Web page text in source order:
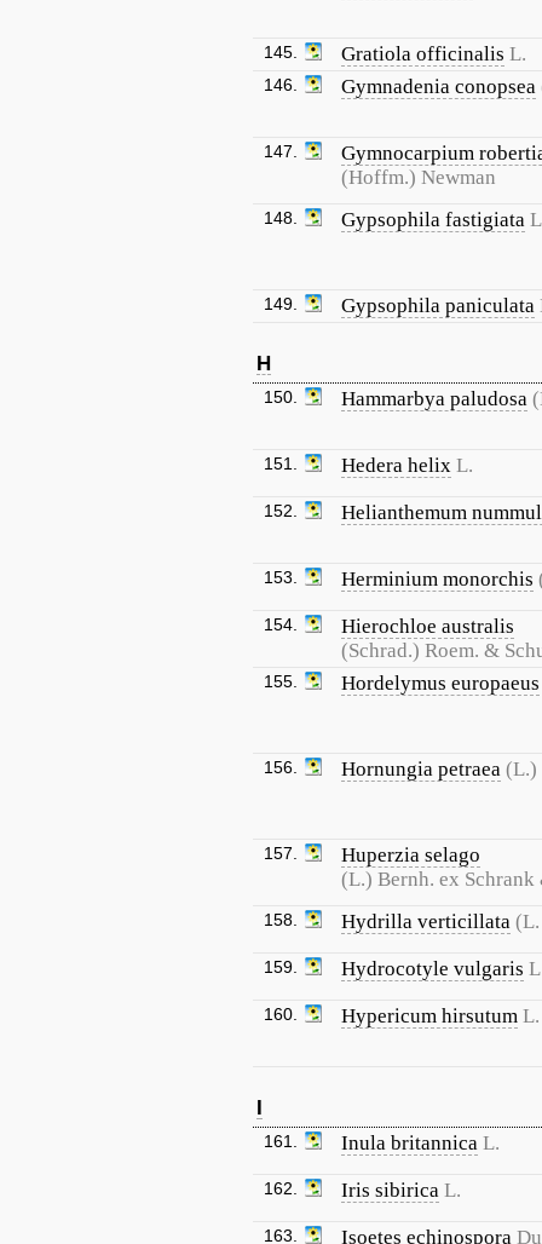
145. Gratiola officinalis L.
146. Gymnadenia conopsea
147.
Gymnocarpium
(Hoffm.) Newman
148. Gypsophila fastigiata
149. Gypsophila paniculata
H
150. Hammarbya paludosa
151. Hedera helix L.
152. Helianthemum
153. Herminium monorchis
154.
Hierochloe australis
(Schrad.) Roem. &
155. Hordelymus europaeus
156. Hornungia petraea (L.)
157.
Huperzia selago
(L.) Bernh. ex
158. Hydrilla verticillata
159. Hydrocotyle vulgaris
160. Hypericum hirsutum L.
I
161. Inula britannica L.
162. Iris sibirica L.
163. Isoetes echinospora